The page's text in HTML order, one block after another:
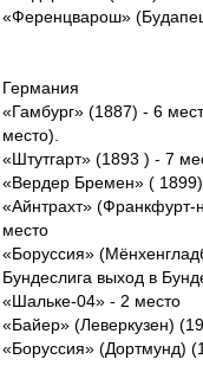
«Ференцварош»
Германия
«Гамбург» (1887) - 6
место).
«Штутгарт» (1893 ) - 7
«Вердер Бремен» (
«Айнтрахт»
место
«Боруссия»
Бундеслига выход в
«Шальке-04» - 2 место
«Байер» (Леверкузен)
«Боруссия» (Дортмунд)